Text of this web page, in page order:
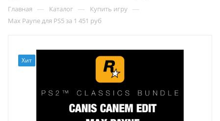
Главная — Каталог — Купить игру —
Max Payne для PS5 за 1 451 руб
Хит